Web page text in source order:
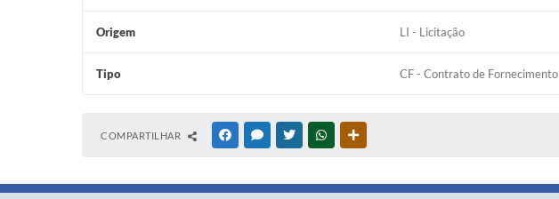
Origem LI - Licitação
Tipo CF - Contrato de Fornecimento
COMPARTILHAR FACEBOOKMESSENGER
TWITTERWHATSAPP